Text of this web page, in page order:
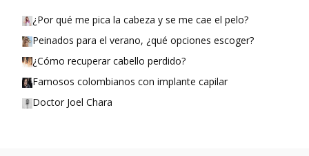
¿Por qué me pica la cabeza y se me cae el pelo?
Peinados para el verano, ¿qué opciones escoger?
¿Cómo recuperar cabello perdido?
Famosos colombianos con implante capilar
Doctor Joel Chara